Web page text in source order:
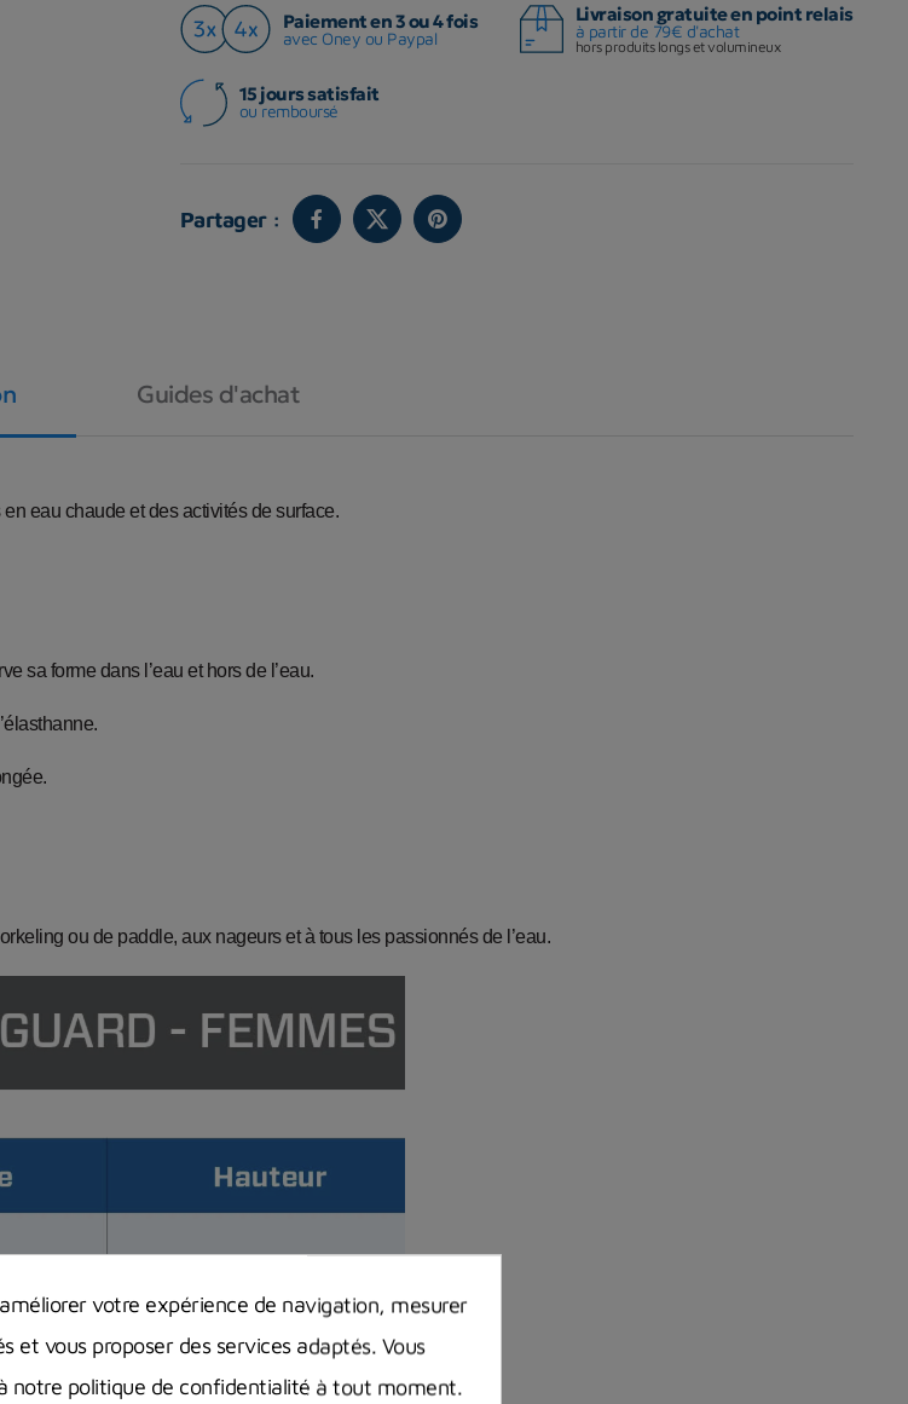
Paiement en 3 ou 4 fois
avec Oney ou Paypal
Livraison gratuite en point relais
à partir de 79€ d'achat
hors produits longs et volumineux
15 jours satisfait
ou remboursé
Partager :
Guides d'achat
eau chaude et des activités de surface.
sa forme dans l’eau et hors de l’eau.
ou de paddle, aux nageurs et à tous les passionnés de l’eau.
votre expérience de navigation, mesurer
et vous proposer des services adaptés. Vous
notre politique de confidentialité à tout moment.